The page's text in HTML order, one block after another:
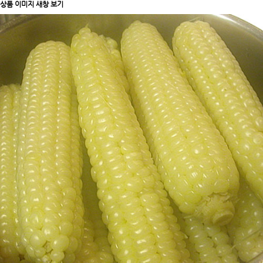
상품 이미지 새창 보기